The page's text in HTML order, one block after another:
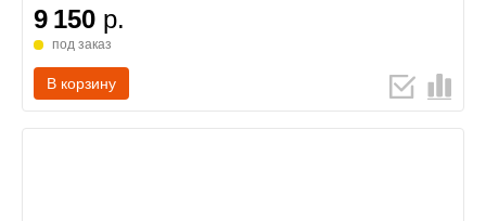
9 150 р.
под заказ
В корзину